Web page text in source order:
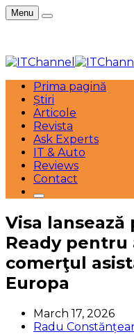
Menu
Prima pagină
Știri
Articole
Revista
Ask Experts
IT & Auto
Reviews
Contact
Visa
Ready pentru
comerţul
Europa
March 17, 2026
Radu